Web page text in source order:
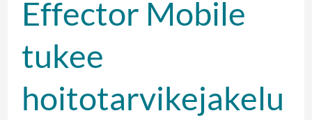
Effector Mobile
tukee
hoitotarvikejakelu